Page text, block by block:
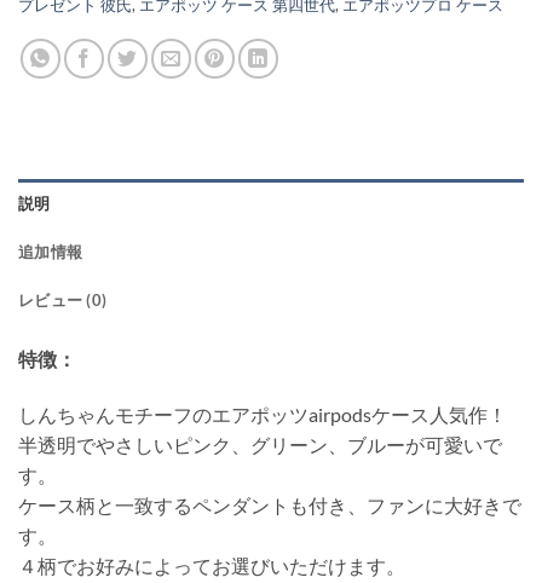
プレゼント 彼氏, エアポッツ ケース 第四世代, エアポッツプロ ケース
説明
追加情報
レビュー (0)
特徴：
しんちゃんモチーフのエアポッツairpodsケース人気作！
半透明でやさしいピンク、グリーン、ブルーが可愛いで
す。
ケース柄と一致するペンダントも付き、ファンに大好きで
す。
４柄でお好みによってお選びいただけます。